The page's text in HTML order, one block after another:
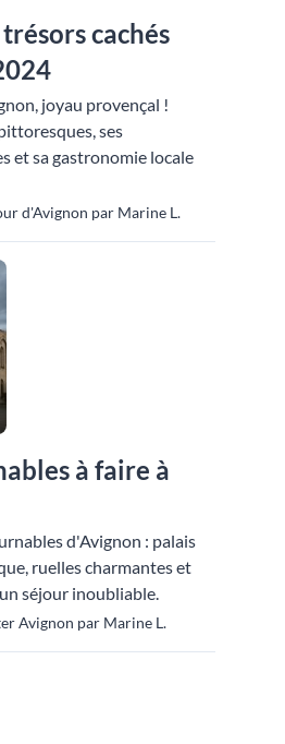
cachés
joyau provençal !
ses
et sa gastronomie locale
d'Avignon par Marine L.
à faire à
d'Avignon : palais
ruelles charmantes et
séjour inoubliable.
Avignon par Marine L.